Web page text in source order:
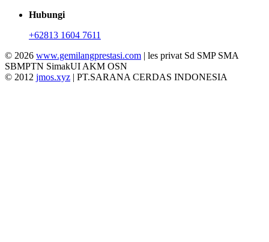
Hubungi
+62813 1604 7611
© 2026 www.gemilangprestasi.com | les privat Sd SMP SMA
SBMPTN SimakUI AKM OSN
© 2012 jmos.xyz | PT.SARANA CERDAS INDONESIA